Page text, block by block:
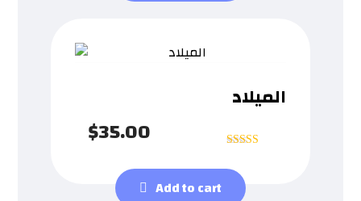
الميلاد
4
out of 5
$35.00
Add to cart